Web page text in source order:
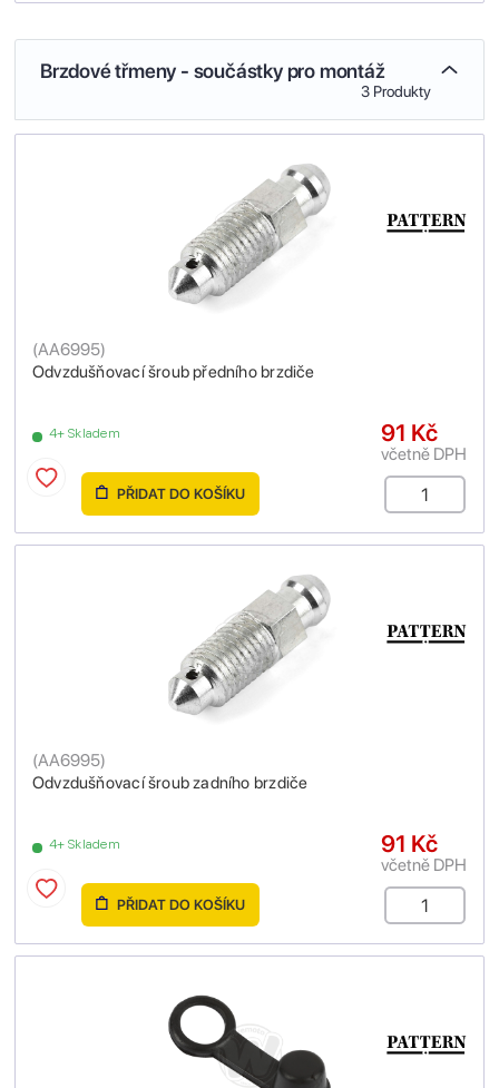
Brzdové třmeny - součástky pro montáž
3 Produkty
Odvzdušňovací šroub předního brzdiče
(AA6995)
4+ Skladem 91 Kč
včetně DPH
PŘIDAT DO KOŠÍKU
Odvzdušňovací šroub zadního brzdiče
(AA6995)
4+ Skladem 91 Kč
včetně DPH
PŘIDAT DO KOŠÍKU